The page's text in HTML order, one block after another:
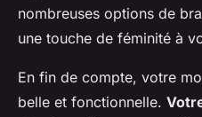
nombreuses options de
une touche de féminité à
En fin de compte, votre
belle et fonctionnelle.